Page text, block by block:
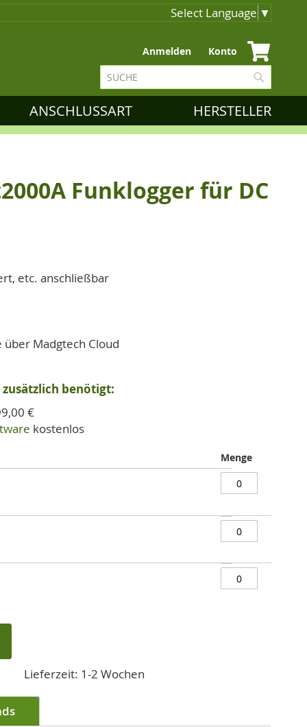
Select Language ▼
Zum
Inhalt
springen
Anmelden Konto
Suche
ANSCHLUSSART HERSTELLER
Funklogger für DC
etc. anschließbar
Madgtech Cloud
benötigt:
€
kostenlos
Menge
Lieferzeit: 1-2 Wochen